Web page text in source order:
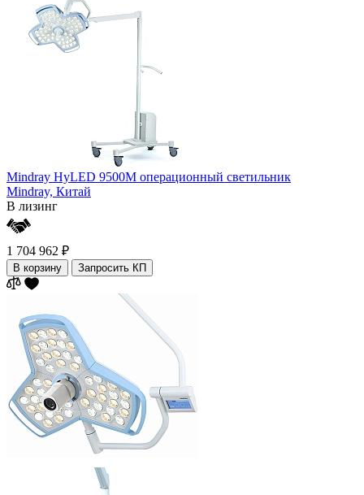
Mindray HyLED 9500М операционный светильник
Mindray, Китай
В лизинг
1 704 962 ₽
В корзину Запросить КП